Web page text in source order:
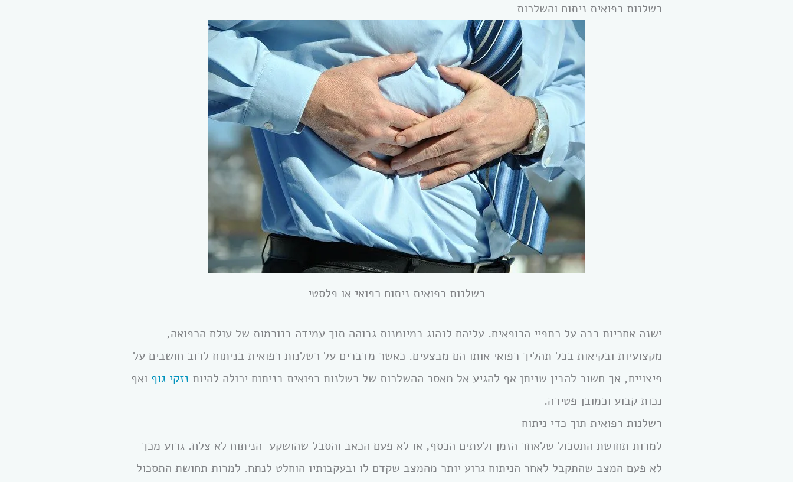
רשלנות רפואית ניתוח והשלכות
רשלנות רפואית ניתוח רפואי או פלסטי
ישנה אחריות רבה על כתפיי הרופאים. עליהם לנהוג במיומנות גבוהה תוך עמידה בנורמות של עולם הרפואה,
מקצועיות ובקיאות בכל תהליך רפואי אותו הם מבצעים. כאשר מדברים על רשלנות רפואית בניתוח לרוב חושבים על
פיצויים, אך חשוב להבין שניתן אף להגיע אל מאסר ההשלכות של רשלנות רפואית בניתוח יכולה להיות נזקי גוף ואף
נכות קבוע וכמובן פטירה.
רשלנות רפואית תוך כדי ניתוח
למרות תחושת התסכול שלאחר הזמן ולעתים הכסף, או לא פעם הכאב והסבל שהושקע הניתוח לא צלח. גרוע מכך
לא פעם המצב שהתקבל לאחר הניתוח גרוע יותר מהמצב שקדם לו ובעקבותיו הוחלט לנתח. למרות תחושת התסכול